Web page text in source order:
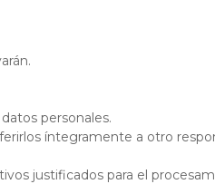
personales.
íntegramente a otro
justificados para el